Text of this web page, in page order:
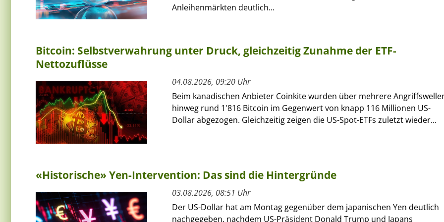
Anleihenmärkten deutlich...
Bitcoin: Selbstverwahrung unter Druck, gleichzeitig Zunahme der ETF-
Nettozuflüsse
04.08.2026, 09:20 Uhr
Beim kanadischen Anbieter Coinkite wurden über mehrere
hinweg rund 1'816 Bitcoin im Gegenwert von knapp 116 Millionen US-
Dollar abgezogen. Gleichzeitig zeigen die US-Spot-ETFs zuletzt wieder...
«Historische» Yen-Intervention: Das sind die Hintergründe
03.08.2026, 08:51 Uhr
Der US-Dollar hat am Montag gegenüber dem japanischen Yen deutlich
nachgegeben, nachdem US-Präsident Donald Trump und Japans